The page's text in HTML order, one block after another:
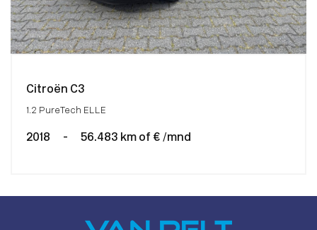
Citroën C3
1.2 PureTech ELLE
2018 - 56.483 km of € /mnd